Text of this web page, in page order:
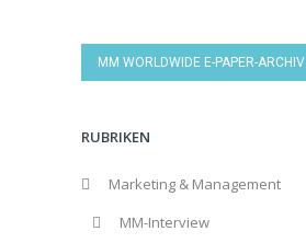
MM WORLDWIDE E-PAPER-ARCHIV
RUBRIKEN
Marketing & Management
MM-Interview